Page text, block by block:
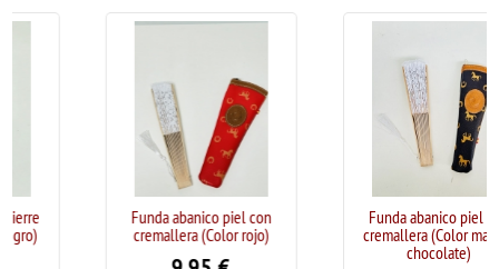
Funda abanico piel con
cremallera (Color rojo)
Funda abanico piel con
cremallera (Color marrón